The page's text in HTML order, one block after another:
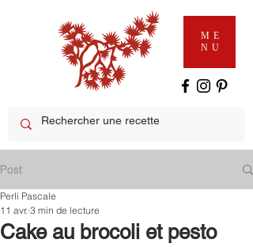
ME
NU
Post
Cake au brocoli et pesto
Perli Pascale
11 avr. 3 min de lecture